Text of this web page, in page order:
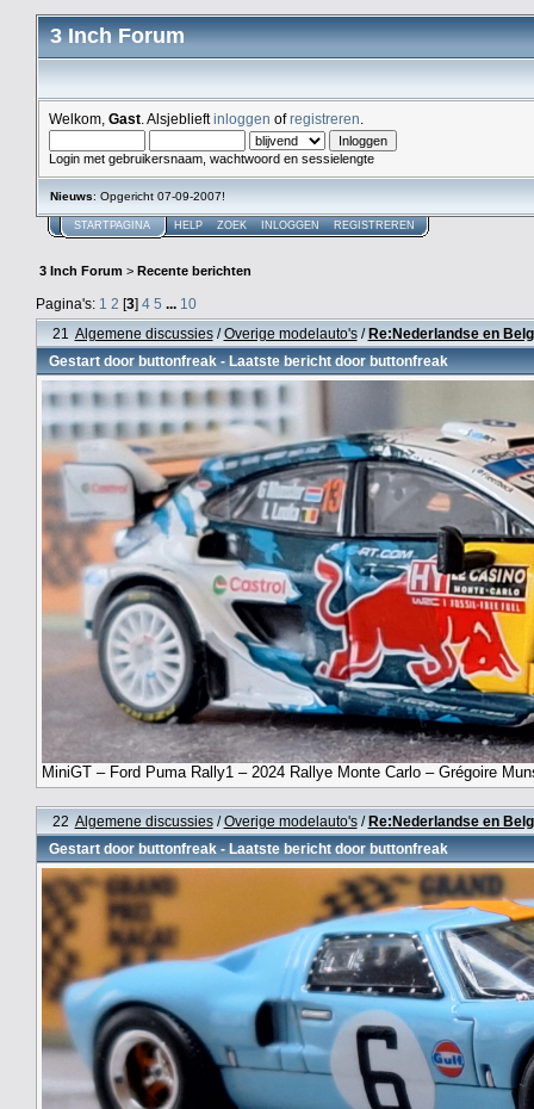
3 Inch Forum
Welkom, Gast . Alsjeblieftinloggen ofregistreren
Login met gebruikersnaam, wachtwoord en sessielengte
Nieuws: Opgericht 07-09-2007!
STARTPAGINA HELP ZOEK INLOGGEN REGISTREREN
3 Inch Forum > Recente berichten
Pagina's: 1 2 [3] 4 5 ... 10
21
Algemene discussies/Overige modelauto's/Re:Nederlandse en
Gestart doorbuttonfreak- Laatste bericht doorbuttonfreak
MiniGT – Ford Puma Rally1 – 2024 Rallye Monte Carlo – Grégoire
22 Algemene discussies/Overige modelauto's/Re:Nederlandse en
Gestart doorbuttonfreak- Laatste bericht doorbuttonfreak